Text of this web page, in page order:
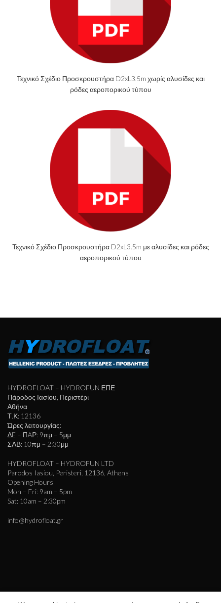
Τεχνικό Σχέδιο Προσκρουστήρα D2xL3.5m χωρίς αλυσίδες και
ρόδες αεροπορικού τύπου
Τεχνικό Σχέδιο Προσκρουστήρα D2xL3.5m με αλυσίδες και ρόδες
αεροπορικού τύπου
HYDROFLOAT – HYDROFUN ΕΠΕ
Πάροδος Ιασίου, Περιστέρι
Αθήνα
Τ.Κ: 12136
Ώρες λειτουργίας:
ΔE – ΠAΡ: 9πμ – 5μμ
ΣΑΒ: 10πμ – 2:30μμ
HYDROFLOAT – HYDROFUN LTD
Parodos Iasiou, Peristeri, 12136, Athens
Opening Hours
Mon – Fri: 9am – 5pm
Sat: 10am – 2:30pm
info@hydrofloat.gr